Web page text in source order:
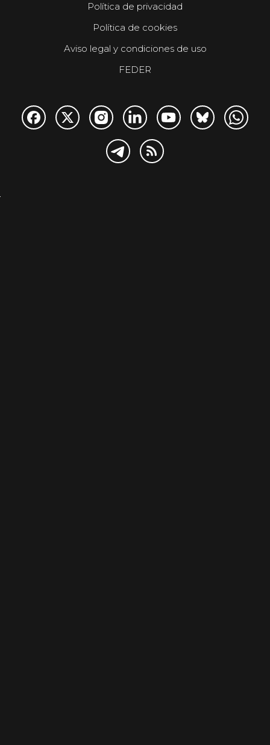
Política de privacidad
Política de cookies
Aviso legal y condiciones de uso
FEDER